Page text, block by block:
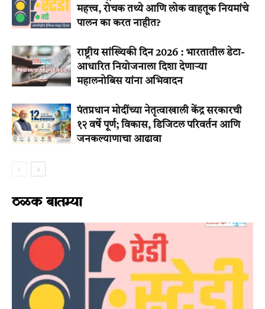
महत्त्व, रोचक तथ्ये आणि लोक वाहतूक नियमांचे
पालन का करत नाहीत?
राष्ट्रीय सांख्यिकी दिन 2026 : भारतातील डेटा-
आधारित नियोजनाला दिशा देणाऱ्या
महालनोबिस यांना अभिवादन
पंतप्रधान मोदींच्या नेतृत्वाखाली केंद्र सरकारची
१२ वर्षे पूर्ण; विकास, डिजिटल परिवर्तन आणि
जनकल्याणाचा आढावा
ठळक बातम्या